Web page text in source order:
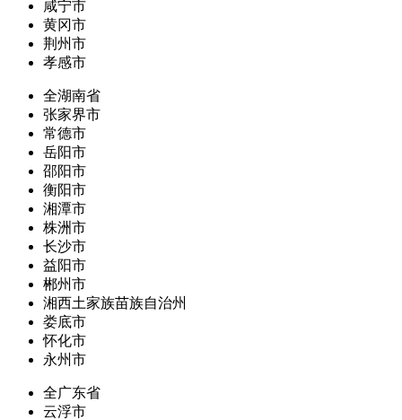
咸宁市
黄冈市
荆州市
孝感市
全湖南省
张家界市
常德市
岳阳市
邵阳市
衡阳市
湘潭市
株洲市
长沙市
益阳市
郴州市
湘西土家族苗族自治州
娄底市
怀化市
永州市
全广东省
云浮市